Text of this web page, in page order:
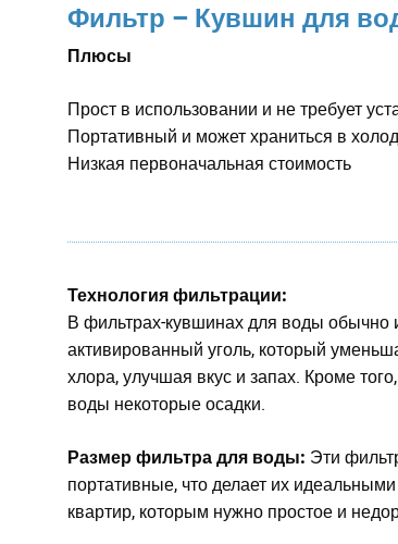
Фильтр – Кувшин для
Плюсы
Прост в использовании и не требует
Портативный и может храниться в
Низкая первоначальная стоимость
Технология фильтрации:
В фильтрах-кувшинах для воды обычно
активированный уголь, который
хлора, улучшая вкус и запах. Кроме
воды некоторые осадки.
Размер фильтра для воды: Эти
портативные, что делает их
квартир, которым нужно простое и